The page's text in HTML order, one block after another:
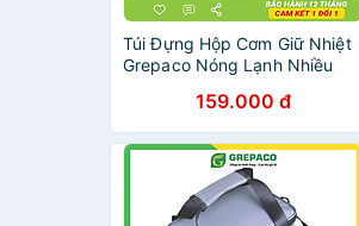
Túi Đựng Hộp Cơm Giữ Nhiệt
Grepaco Nóng Lạnh Nhiều
Vuông Tròn Văn Phòng – Vải
Bố Canvas, Kích Thước Size
To (Cỡ Lớn), Kiểu Giỏ Xách Và
Quai Đeo Vai Thời Trang -
Tặng Túi Đựng Muỗng Nĩa -
Hàng Chính Hãng
159.000 đ